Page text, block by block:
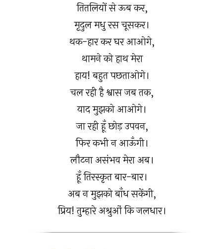
तितलियों से ऊब कर,
मृदुल मधु रस चूसकर।
थक-हार कर घर आओगे,
थामने को हाथ मेरा
हाय! बहुत पछताओगे।
चल रही है श्वास जब तक,
याद मुझको आओगे।
जा रही हूँ छोड़ उपवन,
फिर कभी न आऊँगी।
लौटना असंभव मेरा अब।
हूँ तिरस्कृत बार-बार।
अब न मुझको बाँध सकेंगी,
प्रिय! तुम्हारे अश्रुओं कि जलधार।